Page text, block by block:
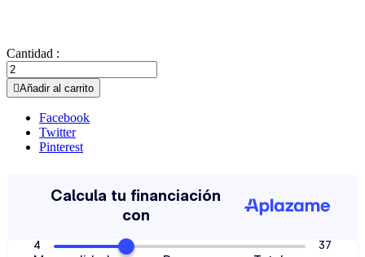
Cantidad :
Añadir al carrito
Facebook
Twitter
Pinterest